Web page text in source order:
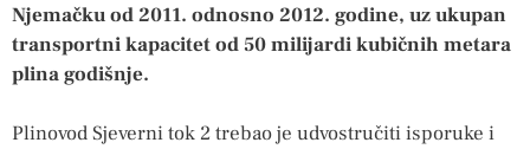
Njemačku od 2011. odnosno 2012. godine, uz ukupan
transportni kapacitet od 50 milijardi kubičnih metara
plina godišnje.
Plinovod Sjeverni tok 2 trebao je udvostručiti isporuke i